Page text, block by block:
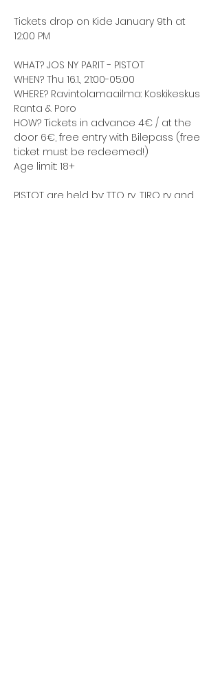
Tickets drop on Kide January 9th at
12:00 PM
WHAT? JOS NY PARIT - PISTOT
WHEN? Thu 16.1., 21:00-05:00
WHERE? Ravintolamaailma: Koskikeskus
Ranta & Poro
HOW? Tickets in advance 4€ / at the
door 6€, free entry with Bilepass (free
ticket must be redeemed!)
Age limit: 18+
PISTOT are held by: TTO ry, TIRO ry and